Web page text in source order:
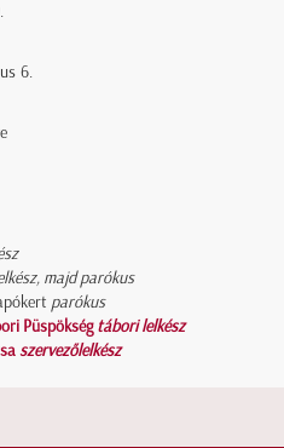
6.
majd parókus
parókus
Püspökségtábori lelkész
szervezőlelkész